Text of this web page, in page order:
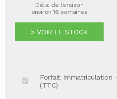
Délai de livraison
environ 16 semaines
> VOIR LE STOCK
Forfait Immatriculation
(TTC)